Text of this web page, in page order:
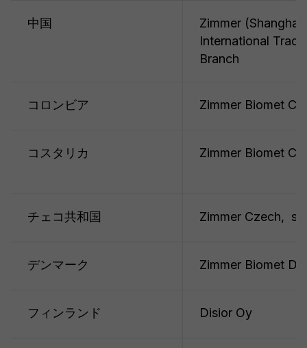
中国
Zimmer
International
Branch
コロンビア Zimmer Biomet
コスタリカ Zimmer Biomet
チェコ共和国 Zimmer Czech,
デンマーク Zimmer Biomet
フィンランド Disior Oy